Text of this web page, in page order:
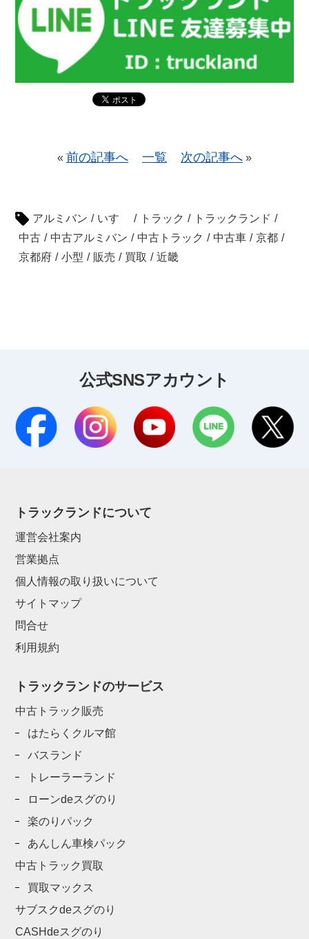
« 前の記事へ 一覧 次の記事へ »
アルミバン / いすゞ / トラック / トラックランド /
中古 / 中古アルミバン / 中古トラック / 中古車 / 京都 /
京都府 / 小型 / 販売 / 買取 / 近畿
公式SNSアカウント
トラックランドについて
運営会社案内
営業拠点
個人情報の取り扱いについて
サイトマップ
問合せ
利用規約
トラックランドのサービス
中古トラック販売
はたらくクルマ館
バスランド
トレーラーランド
ローンdeスグのり
楽のりパック
あんしん車検パック
中古トラック買取
買取マックス
サブスクdeスグのり
CASHdeスグのり